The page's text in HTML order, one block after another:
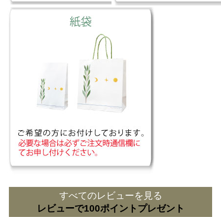
すべてのレビューを見る
レビューで100ポイントプレゼント